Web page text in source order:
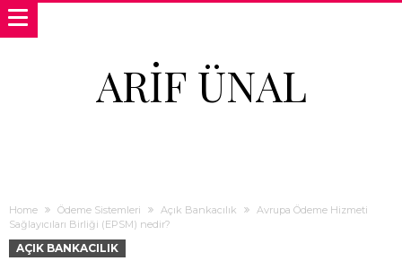
ARIF ÜNAL
Home Ödeme Sistemleri Açık Bankacılık
Avrupa Ödeme Hizmeti
Sağlayıcıları Birliği (EPSM) nedir?
AÇIK BANKACILIK